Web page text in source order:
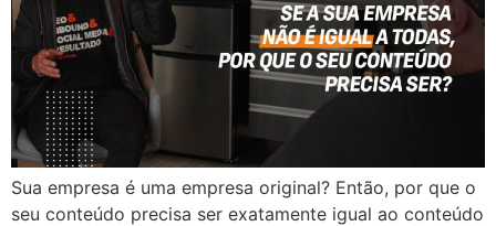
Sua empresa é uma empresa original? Então, por que o
seu conteúdo precisa ser exatamente igual ao conteúdo